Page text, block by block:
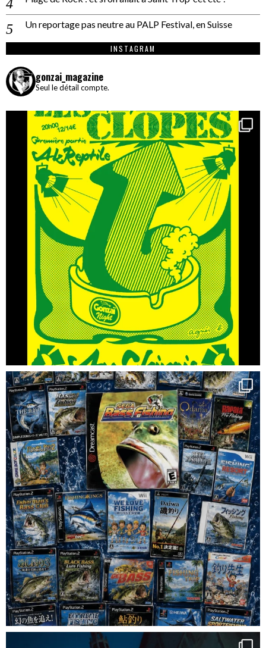
Un reportage pas neutre au PALP Festival, en Suisse
INSTAGRAM
gonzai_magazine
Seul le détail compte.